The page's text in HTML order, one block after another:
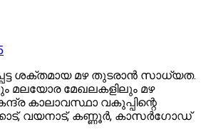
ശക്തമായ മഴ തുടരാൻ സാധ്യത.
മലയോര മേഖലകളിലും മഴ
കാലാവസ്ഥാ വകുപ്പിന്റെ
വയനാട്, കണ്ണൂർ, കാസർഗോഡ്